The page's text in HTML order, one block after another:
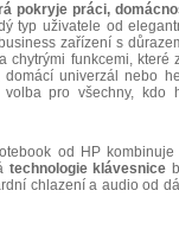
pokryje práci,
typ uživatele od
zařízení s
chytrými funkcemi,
univerzál nebo
pro všechny, kdo
od HP kombinuje
technologie klávesnice
chlazení a audio od